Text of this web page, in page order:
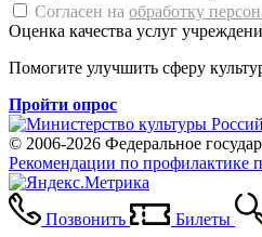
Согласен на обработку
Оценка качества услуг
Помогите улучшить сферу
Пройти опрос
© 2006-2026 Федеральное
Рекомендации по профилактике
Позвонить Билеты